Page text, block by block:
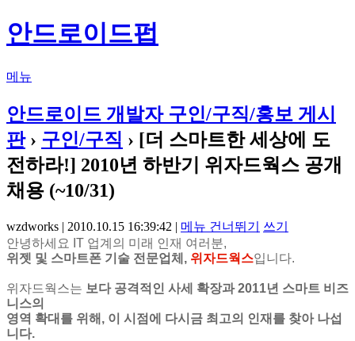
안드로이드펍
메뉴
안드로이드 개발자 구인/구직/홍보 게시
판› 구인/구직 › [더 스마트한 세상에 도
전하라!] 2010년 하반기 위자드웍스 공개
채용 (~10/31)
wzdworks | 2010.10.15 16:39:42 | 메뉴 건너뛰기
쓰기
안녕하세요 IT 업계의 미래 인재 여러분,
위젯 및 스마트폰 기술 전문업체, 위자드웍스입니다.
위자드웍스는 보다 공격적인 사세 확장과 2011년 스마트 비즈
니스의
영역 확대를 위해, 이 시점에 다시금 최고의 인재를 찾아 나섭
니다.